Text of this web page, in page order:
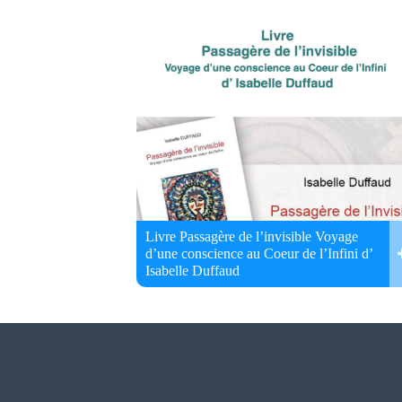
Livre Passagère de l’invisible Voyage
d’une conscience au Coeur de l’Infini d’
Isabelle Duffaud